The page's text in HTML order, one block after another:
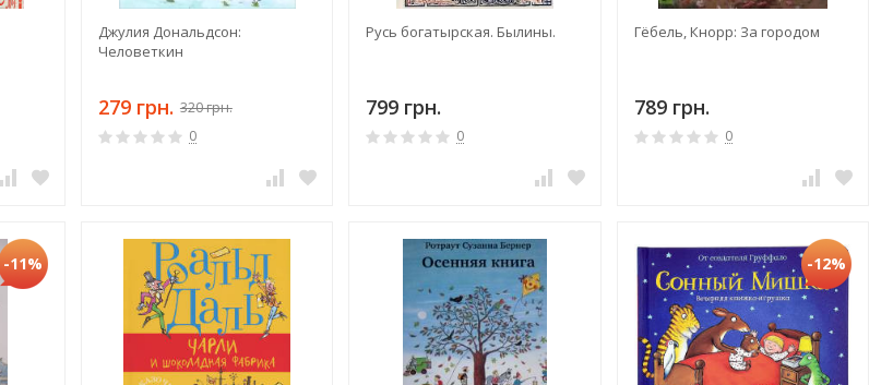
Джулия Дональдсон:
Человеткин
279 грн. 320 грн.
0
Русь богатырская. Былины.
799 грн.
0
Гёбель, Кнорр: За городом
789 грн.
0
-11% -12%